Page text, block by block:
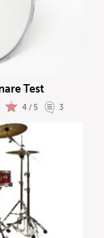
Test
4 / 5 3